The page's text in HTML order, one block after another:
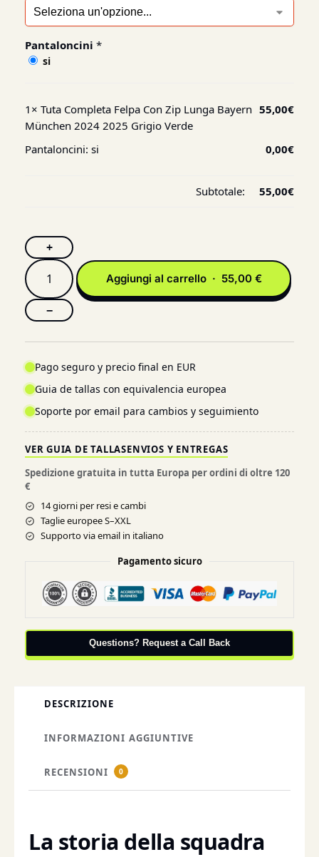
Pantaloncini *
si
1× Tuta Completa Felpa Con Zip Lunga Bayern
München 2024 2025 Grigio Verde
55,00€
Pantaloncini: si 0,00€
Subtotale: 55,00€
+
−
Aggiungi al carrello · 55,00 €
Pago seguro y precio final en EUR
Guia de tallas con equivalencia europea
Soporte por email para cambios y seguimiento
VER GUIA DE TALLASENVIOS Y ENTREGAS
Spedizione gratuita in tutta Europa per ordini di oltre 120
€
14 giorni per resi e cambi
Taglie europee S–XXL
Supporto via email in italiano
Pagamento sicuro
Questions? Request a Call Back
DESCRIZIONE
INFORMAZIONI AGGIUNTIVE
RECENSIONI 0
La storia della squadra